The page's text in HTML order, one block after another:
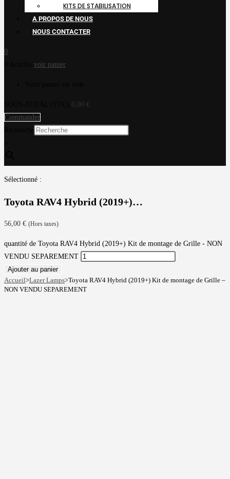
KITS DE STABILISATION
A PROPOS DE NOUS
NOUS CONTACTER
0
voir panier
0,00 €
Commander
Sélectionné :
Toyota RAV4 Hybrid (2019+)…
56,00 € (Hors taxes)
quantité de Toyota RAV4 Hybrid (2019+) Kit de montage de Grille - NON
VENDU SEPAREMENT
Ajouter au panier
Accueil>Lazer Lamps>Toyota RAV4 Hybrid (2019+) Kit de montage de Grille –
NON VENDU SEPAREMENT